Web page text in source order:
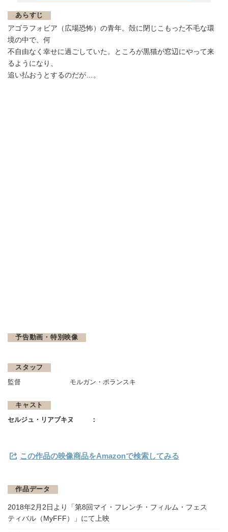
あらすじ
アゴラフォビア（広場恐怖）の青年。殻に閉じこもった不毛な環
境の中で、何
不自由なく幸せに過ごしていた。ところが黒猫が窓辺にやって来
るようになり、
追い払おうとするのだが…。
予告動画・特別映像
スタッフ
監督 モルガン・ポランスキ
キャスト
セルジュ・リアブキヌ
この作品の映像商品をAmazonで検索してみる
作品データ
2018年2月2日より「第8回マイ・フレンチ・フィルム・フェス
ティバル（MyFFF）」にて上映